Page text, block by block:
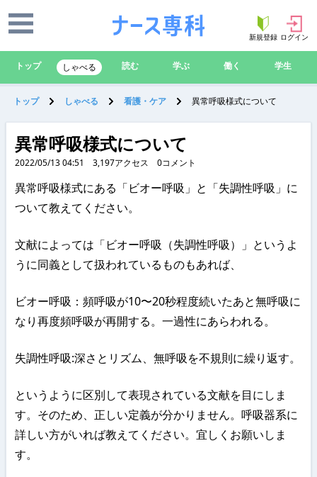
新規登録 ログイン
トップ しゃべる 読む 学ぶ 働く 学生
トップ しゃべる 看護・ケア 異常呼吸様式について
異常呼吸様式について
2022/05/13 04:51 3,197アクセス 0コメント
異常呼吸様式にある「ビオー呼吸」と「失調性呼吸」に
ついて教えてください。
文献によっては「ビオー呼吸（失調性呼吸）」というよ
うに同義として扱われているものもあれば、
ビオー呼吸：頻呼吸が10〜20秒程度続いたあと無呼吸に
なり再度頻呼吸が再開する。一過性にあらわれる。
失調性呼吸:深さとリズム、無呼吸を不規則に繰り返す。
というように区別して表現されている文献を目にしま
す。そのため、正しい定義が分かりません。呼吸器系に
詳しい方がいれば教えてください。宜しくお願いしま
す。